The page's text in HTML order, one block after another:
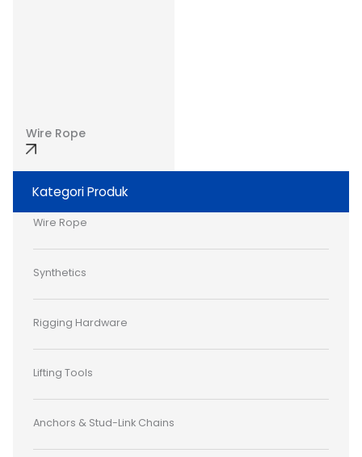
Kategori Produk
Wire Rope
Synthetics
Rigging Hardware
Lifting Tools
Anchors & Stud-Link Chains
Wire Rope